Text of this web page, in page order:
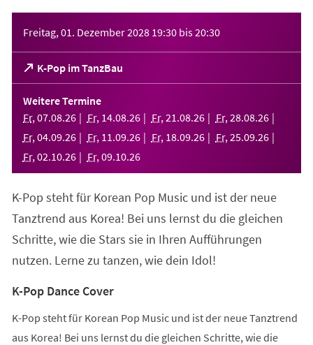
Freitag, 01. Dezember 2028 19:30 bis20:30
K-Pop im TanzBau
(Öffnet
in
einem
neuen
Tab)
Weitere Termine
Fr, 07.08.26 Fr, 14.08.26 Fr, 21 .08.26 Fr, 28.08.26
Fr, 04.09.26 Fr, 11 .09.26 Fr, 18.09.26 Fr, 25.09.26
Fr, 02.10.26 Fr, 09.10.26
K-Pop steht für Korean Pop Music und ist der neue
Tanztrend aus Korea! Bei uns lernst du die gleichen
Schritte, wie die Stars sie in Ihren Aufführungen
nutzen. Lerne zu tanzen, wie dein Idol!
K-Pop Dance Cover
K-Pop steht für Korean Pop Music und ist der neue Tanztrend
aus Korea! Bei uns lernst du die gleichen Schritte, wie die